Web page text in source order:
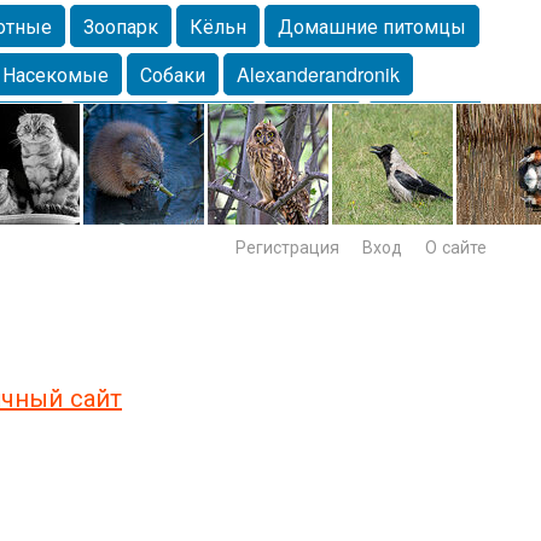
Зоопарк Кёльн
Домашние питомцы
Насекомые Собаки
Alexanderandronik
Морда Собачка Осень Портрет
Домашние
Lebert Дикие птицы Утка Самара
Лебеди
Регистрация Вход О сайте
сайт